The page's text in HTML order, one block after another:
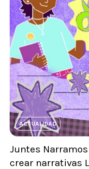
ACTUALIDAD
Juntes
crear narrativas